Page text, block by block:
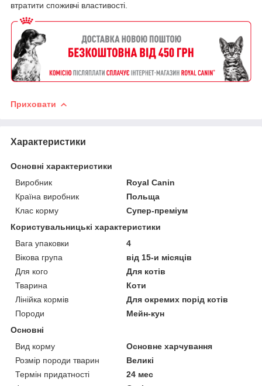
втратити споживчі властивості.
Приховати
Характеристики
Основні характеристики
Виробник
Royal Canin
Країна виробник
Польща
Клас корму
Супер-преміум
Користувальницькі характеристики
Вага упаковки
4
Вікова група
від 15-и місяців
Для кого
Для котів
Тварина
Коти
Лінійка кормів
Для окремих порід котів
Породи
Мейн-кун
Основні
Вид корму
Основне харчування
Розмір породи тварин
Великі
Термін придатності
24 мес